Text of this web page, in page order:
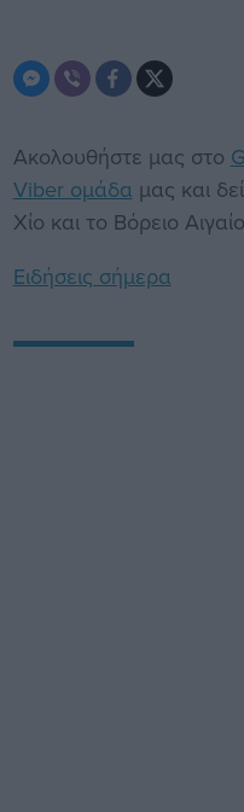
Ακολουθήστε μας στο
Viber ομάδα μας και
Χίο και το Βόρειο
Ειδήσεις σήμερα